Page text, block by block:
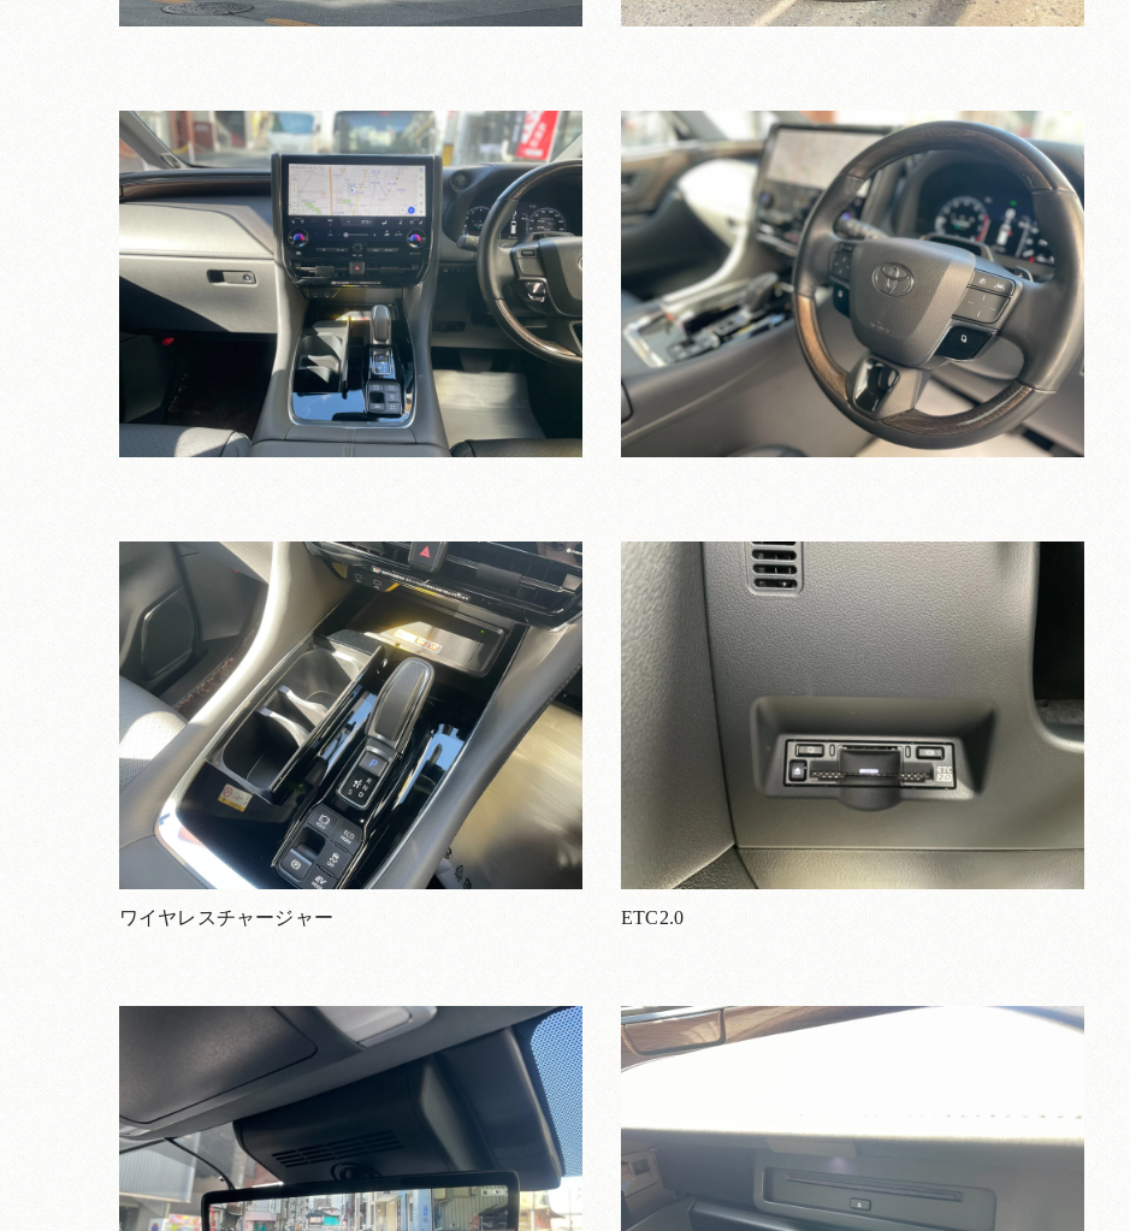
ワイヤレスチャージャー ETC2.0